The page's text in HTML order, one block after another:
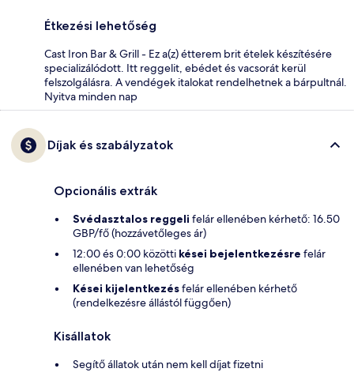
Étkezési lehetőség
Cast Iron Bar & Grill - Ez a(z) étterem brit ételek készítésére
specializálódott. Itt reggelit, ebédet és vacsorát kerül
felszolgálásra. A vendégek italokat rendelhetnek a bárpultnál.
Nyitva minden nap
Díjak és szabályzatok
Opcionális extrák
Svédasztalos reggeli felár ellenében kérhető: 16.50
GBP/fő (hozzávetőleges ár)
12:00 és 0:00 közötti kései bejelentkezésre felár
ellenében van lehetőség
Kései kijelentkezésfelár ellenében kérhető
(rendelkezésre állástól függően)
Kisállatok
Segítő állatok után nem kell díjat fizetni